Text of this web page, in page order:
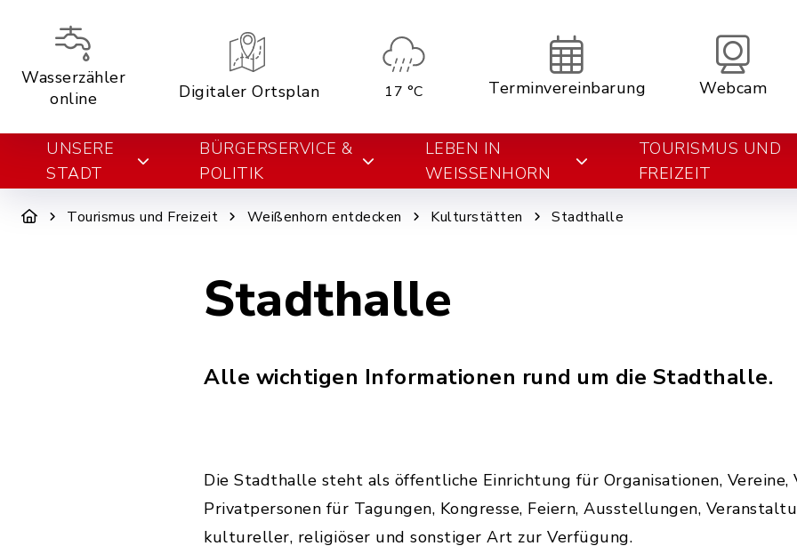
Wasserzähler
online
Digitaler Ortsplan 17 °C Terminvereinbarung Webcam
UNSERE
STADT
BÜRGERSERVICE &
POLITIK
LEBEN IN
WEISSENHORN
TOURISMUS UND
FREIZEIT
Tourismus und Freizeit Weißenhorn entdecken Kulturstätten Stadthalle
Stadthalle
Alle wichtigen Informationen rund um die Stadthalle.
Die Stadthalle steht als öffentliche Einrichtung für Organisationen, Vereine,
Privatpersonen für Tagungen, Kongresse, Feiern, Ausstellungen,
kultureller, religiöser und sonstiger Art zur Verfügung.